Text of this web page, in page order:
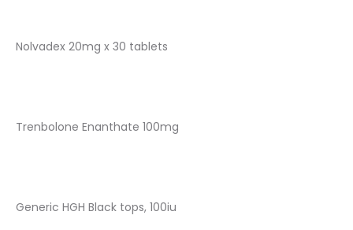
Nolvadex 20mg x 30 tablets
Trenbolone Enanthate 100mg
Generic HGH Black tops, 100iu